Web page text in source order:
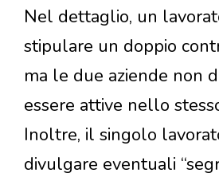
Nel dettaglio, un
stipulare un doppio
ma le due aziende non
essere attive nello
Inoltre, il singolo
divulgare eventuali